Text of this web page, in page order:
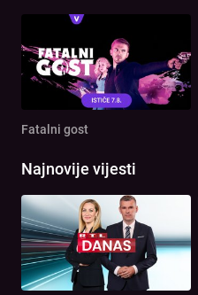
Fatalni gost
Najnovije vijesti